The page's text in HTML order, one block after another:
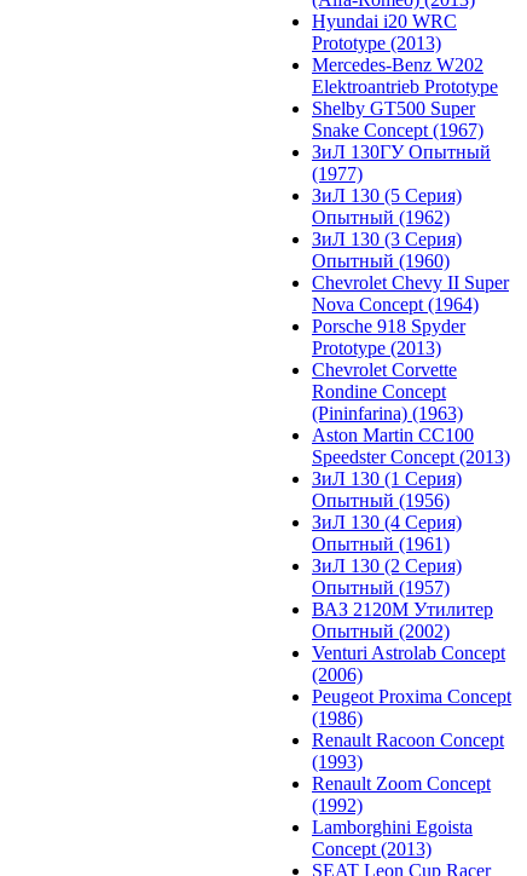
Hyundai i20 WRC
Prototype (2013)
Mercedes-Benz W202
Elektroantrieb Prototype
Shelby GT500 Super
Snake Concept (1967)
ЗиЛ 130ГУ Опытный
(1977)
ЗиЛ 130 (5 Серия)
Опытный (1962)
ЗиЛ 130 (3 Серия)
Опытный (1960)
Chevrolet Chevy II Super
Nova Concept (1964)
Porsche 918 Spyder
Prototype (2013)
Chevrolet Corvette
Rondine Concept
(Pininfarina) (1963)
Aston Martin CC100
Speedster Concept (2013)
ЗиЛ 130 (1 Серия)
Опытный (1956)
ЗиЛ 130 (4 Серия)
Опытный (1961)
ЗиЛ 130 (2 Серия)
Опытный (1957)
ВАЗ 2120М Утилитер
Опытный (2002)
Venturi Astrolab Concept
(2006)
Peugeot Proxima Concept
(1986)
Renault Racoon Concept
(1993)
Renault Zoom Concept
(1992)
Lamborghini Egoista
Concept (2013)
SEAT Leon Cup Racer